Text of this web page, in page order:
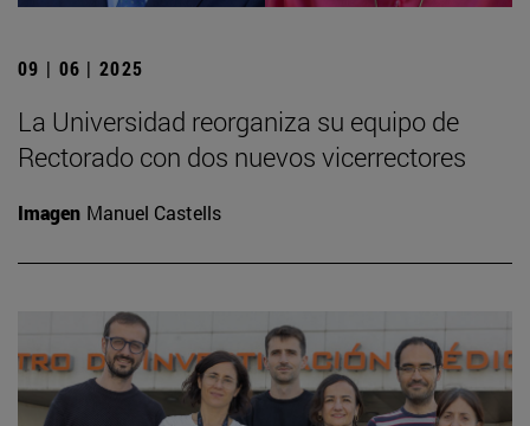
09 | 06 | 2025
La Universidad reorganiza su equipo de
Rectorado con dos nuevos vicerrectores
Imagen Manuel Castells